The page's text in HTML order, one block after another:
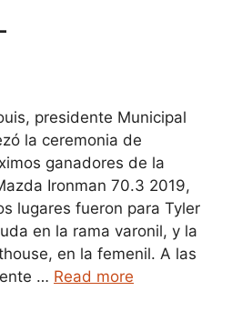
presidente Municipal
la ceremonia de
ganadores de la
Ironman 70.3 2019,
lugares fueron para Tyler
en la rama varonil, y la
en la femenil. A las
… Read more